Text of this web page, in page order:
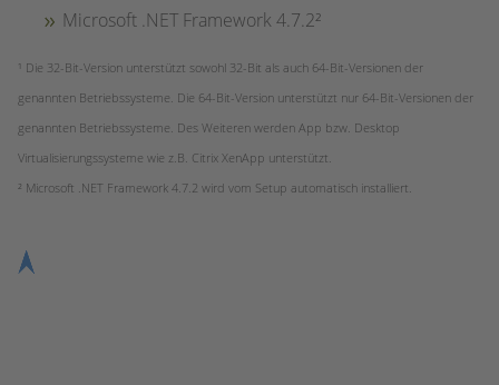
Microsoft .NET Framework 4.7.2²
¹ Die 32-Bit-Version unterstützt sowohl 32-Bit als auch 64-Bit-Versionen der
genannten Betriebssysteme. Die 64-Bit-Version unterstützt nur 64-Bit-Versionen der
genannten Betriebssysteme. Des Weiteren werden App bzw. Desktop
Virtualisierungssysteme wie z.B. Citrix XenApp unterstützt.
² Microsoft .NET Framework 4.7.2 wird vom Setup automatisch installiert.